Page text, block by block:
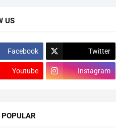
US
Facebook Twitter
Youtube Instagram